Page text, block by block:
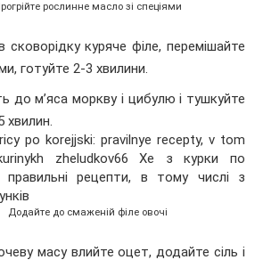
рослинне масло зі спеціями
сковорідку куряче філе, перемішайте
готуйте 2-3 хвилини.
до м’яса моркву і цибулю і тушкуйте
хвилин.
Додайте до смаженій філе овочі
масу влийте оцет, додайте сіль і